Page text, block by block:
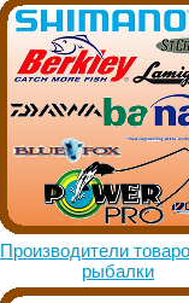
Производители
рыбалки